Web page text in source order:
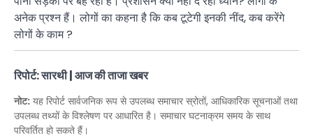
अनेक प्रश्न हैं। लोगों का कहना है कि कब टूटेगी इनकी नींद, कब करेंगे
लोगों के काम ?
रिपोर्ट: सारथी | आज की ताजा खबर
नोट: यह रिपोर्ट सार्वजनिक रूप से उपलब्ध समाचार स्रोतों, आधिकारिक सूचनाओं तथा
उपलब्ध तथ्यों के विश्लेषण पर आधारित है। समाचार घटनाक्रम समय के साथ
परिवर्तित हो सकते हैं।